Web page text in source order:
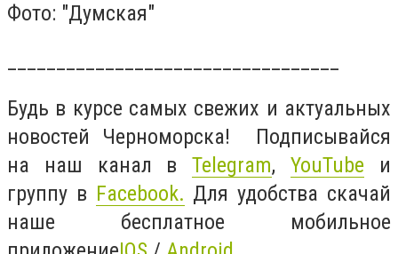
Фото: "Думская"
Будь в курсе самых свежих и актуальных
новостей Черноморска! Подписывайся
на наш канал вTelegram,YouTube и
группу в Facebook. Для удобства скачай
наше бесплатное мобильное